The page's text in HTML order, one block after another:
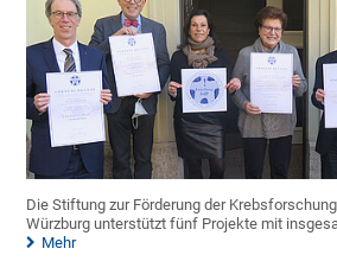
Die Stiftung zur Förderung der
Würzburg unterstützt fünf Projekte mit
Mehr